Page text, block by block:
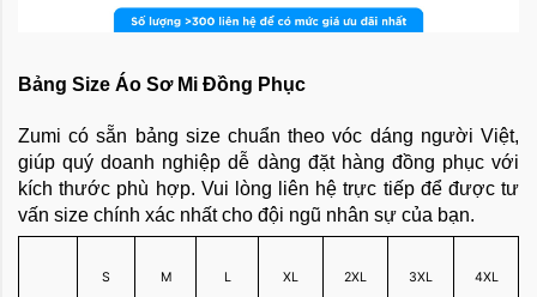
Bảng Size Áo Sơ Mi Đồng Phục
Zumi có sẵn bảng size chuẩn theo vóc dáng người Việt,
giúp quý doanh nghiệp dễ dàng đặt hàng đồng phục với
kích thước phù hợp. Vui lòng liên hệ trực tiếp để được tư
vấn size chính xác nhất cho đội ngũ nhân sự của bạn.
S M L XL 2XL 3XL 4XL